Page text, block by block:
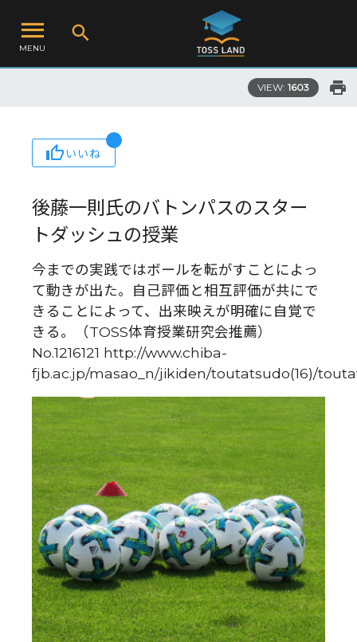
MENU
VIEW: 1603
いいね
後藤一則氏のバトンパスのスター
トダッシュの授業
今までの実践ではボールを転がすことによっ
て動きが出た。自己評価と相互評価が共にで
きることによって、出来映えが明確に自覚で
きる。（TOSS体育授業研究会推薦）
No.1216121 http://www.chiba-
fjb.ac.jp/masao_n/jikiden/toutatsudo(16)/